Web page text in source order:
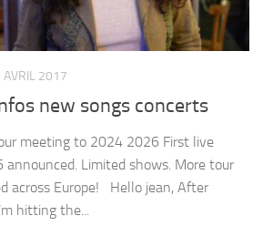
AVRIL 2017
new songs concerts
meeting to 2024 2026 First live
announced. Limited shows. More tour
across Europe! Hello jean, After
hitting the...